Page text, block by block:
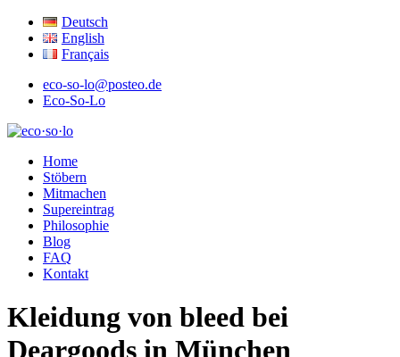
Deutsch
English
Français
eco-so-lo@posteo.de
Eco-So-Lo
eco·so·lo
Home
Stöbern
Mitmachen
Supereintrag
Philosophie
Blog
FAQ
Kontakt
Kleidung von bleed bei
Deargoods in München